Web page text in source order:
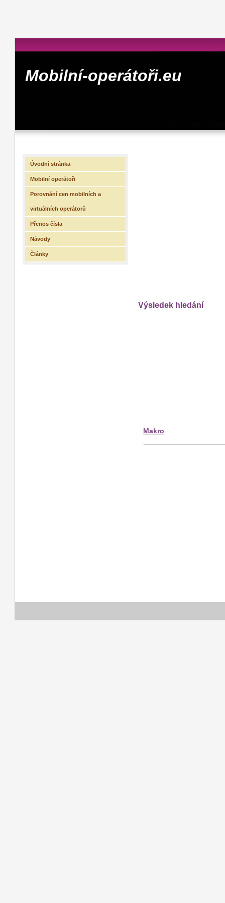
Mobilní-operátoři.eu
Výsledek hledání
Makro
Úvodní stránka
Mobilní operátoři
Porovnání cen mobilních a
virtuálních operátorů
Přenos čísla
Návody
Články